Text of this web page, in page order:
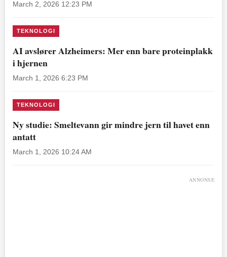
March 2, 2026 12:23 PM
TEKNOLOGI
AI avslører Alzheimers: Mer enn bare proteinplakk
i hjernen
March 1, 2026 6:23 PM
TEKNOLOGI
Ny studie: Smeltevann gir mindre jern til havet enn
antatt
March 1, 2026 10:24 AM
ANNONSE